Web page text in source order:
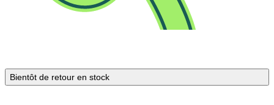
Bientôt de retour en stock